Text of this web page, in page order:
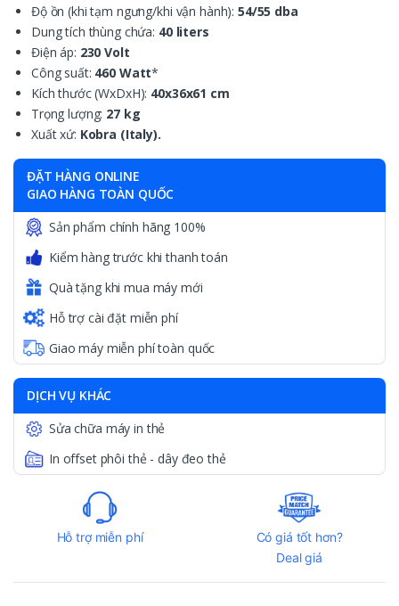
Độ ồn (khi tạm ngưng/khi vận hành): 54/55 dba
Dung tích thùng chứa: 40 liters
Điện áp: 230 Volt
Công suất: 460 Watt*
Kích thước (WxDxH): 40x36x61 cm
Trọng lượng: 27 kg
Xuất xứ: Kobra (Italy).
ĐẶT HÀNG ONLINE
GIAO HÀNG TOÀN QUỐC
Sản phẩm chính hãng 100%
Kiểm hàng trước khi thanh toán
Quà tặng khi mua máy mới
Hỗ trợ cài đặt miễn phí
Giao máy miễn phí toàn quốc
DỊCH VỤ KHÁC
Sửa chữa máy in thẻ
In offset phôi thẻ - dây đeo thẻ
Hỗ trợ miễn phí
Có giá tốt hơn?
Deal giá